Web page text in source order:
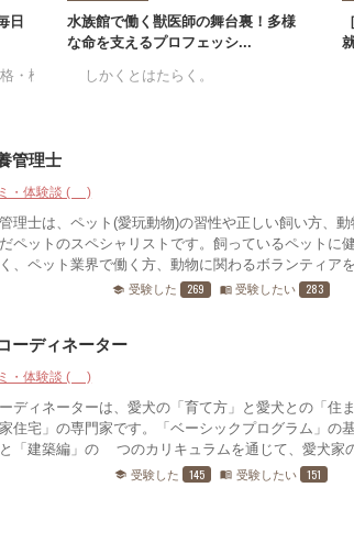
日
・検定 #アロマテラピー検定 #アロマ空間デ
水族館で働く獣医師の舞台裏！多様
な命を支えるプロフェッシ...
#しかくとはたらく。
管理士
・体験談 (1)
理士は、ペット(愛玩動物)の習性や正しい飼い方、
ペットのスペシャリストです。飼っているペットに
、ペット業界で働く方、動物に関わるボランティアを
school 受験した 269 menu_book 受験したい 283
ーディネーター
・体験談 (0)
ディネーターは、愛犬の「育て方」と愛犬との「住
住宅」の専門家です。「ベーシックプログラム」の
「建築編」の2つのカリキュラムを通じて、愛犬家
school 受験した 145 menu_book 受験したい 151